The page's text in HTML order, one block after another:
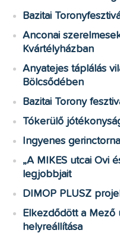
Bazitai
Anconai
Kvártélyházban
Anyatejes táplálás
Bölcsődében
Bazitai Torony
Tókerülő
Ingyenes
„A MIKES utcai Ovi
legjobbjait
DIMOP PLUSZ
Elkezdődött a Mező
helyreállítása